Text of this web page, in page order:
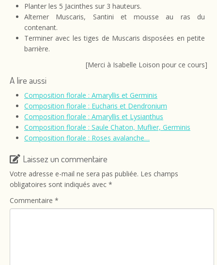
Planter les 5 Jacinthes sur 3 hauteurs.
Alterner Muscaris, Santini et mousse au ras du
contenant.
Terminer avec les tiges de Muscaris disposées en petite
barrière.
[Merci à Isabelle Loison pour ce cours]
A lire aussi
Composition florale : Amaryllis et Germinis
Composition florale : Eucharis et Dendronium
Composition florale : Amaryllis et Lysianthus
Composition florale : Saule Chaton, Muflier, Germinis
Composition florale : Roses avalanche…
Laissez un commentaire
Votre adresse e-mail ne sera pas publiée. Les champs
obligatoires sont indiqués avec *
Commentaire *